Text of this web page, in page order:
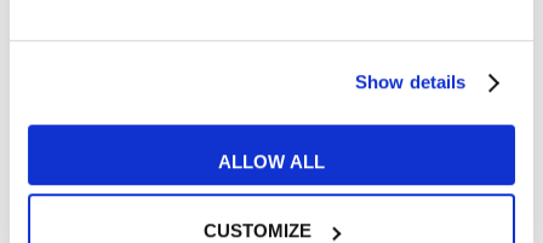
Show details
ALLOW ALL
CUSTOMIZE